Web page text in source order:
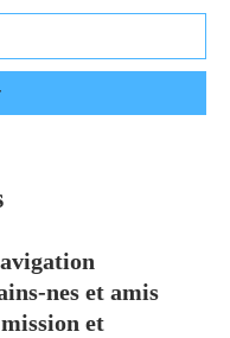
nes et amis
et